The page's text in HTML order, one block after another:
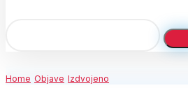
Home Objave Izdvojeno